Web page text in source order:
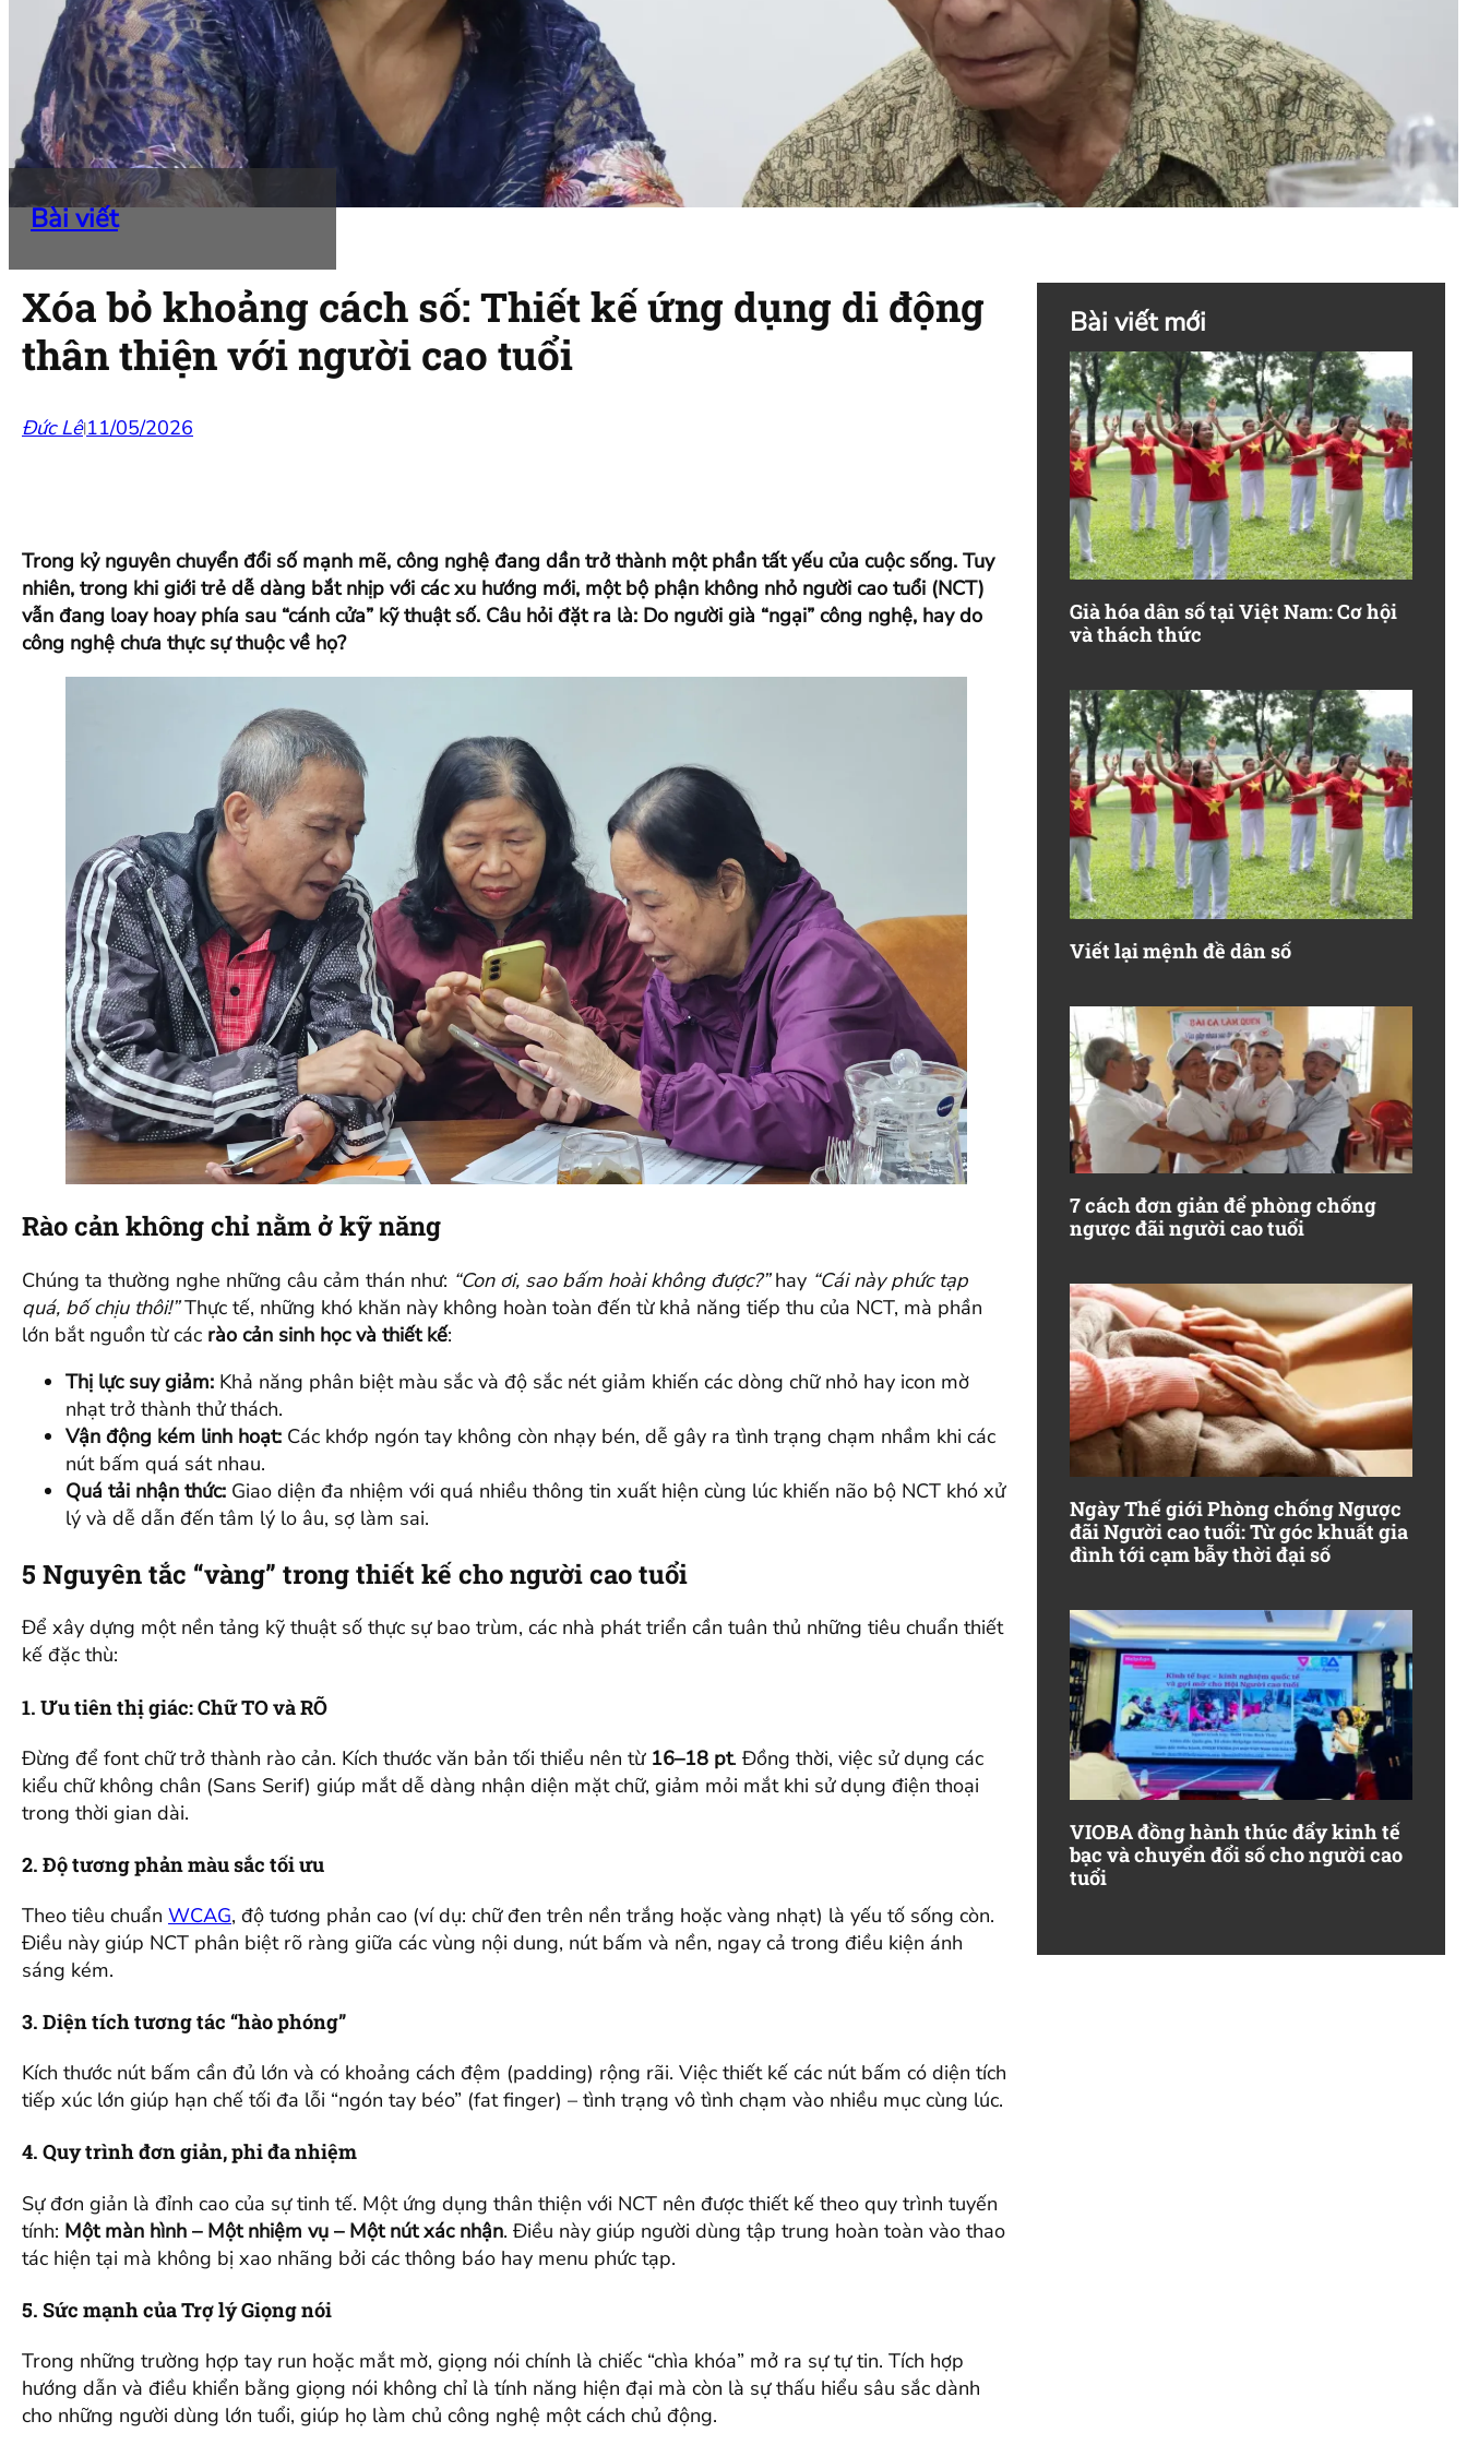
Bài viết
Xóa bỏ khoảng cách số: Thiết kế ứng dụng di động
thân thiện với người cao tuổi
Đức Lê|11/05/2026
Trong kỷ nguyên chuyển đổi số mạnh mẽ, công nghệ đang dần trở thành một phần tất yếu của cuộc sống. Tuy
nhiên, trong khi giới trẻ dễ dàng bắt nhịp với các xu hướng mới, một bộ phận không nhỏ người cao tuổi (NCT)
vẫn đang loay hoay phía sau “cánh cửa” kỹ thuật số. Câu hỏi đặt ra là: Do người già “ngại” công nghệ, hay do
công nghệ chưa thực sự thuộc về họ?
Rào cản không chỉ nằm ở kỹ năng
Chúng ta thường nghe những câu cảm thán như: “Con ơi, sao bấm hoài không được?”hay “Cái này phức tạp
quá, bố chịu thôi!”Thực tế, những khó khăn này không hoàn toàn đến từ khả năng tiếp thu của NCT, mà phần
lớn bắt nguồn từ các rào cản sinh học và thiết kế:
Thị lực suy giảm: Khả năng phân biệt màu sắc và độ sắc nét giảm khiến các dòng chữ nhỏ hay icon mờ
nhạt trở thành thử thách.
Vận động kém linh hoạt: Các khớp ngón tay không còn nhạy bén, dễ gây ra tình trạng chạm nhầm khi các
nút bấm quá sát nhau.
Quá tải nhận thức: Giao diện đa nhiệm với quá nhiều thông tin xuất hiện cùng lúc khiến não bộ NCT khó xử
lý và dễ dẫn đến tâm lý lo âu, sợ làm sai.
5 Nguyên tắc “vàng” trong thiết kế cho người cao tuổi
Để xây dựng một nền tảng kỹ thuật số thực sự bao trùm, các nhà phát triển cần tuân thủ những tiêu chuẩn thiết
kế đặc thù:
1. Ưu tiên thị giác: Chữ TO và RÕ
Đừng để font chữ trở thành rào cản. Kích thước văn bản tối thiểu nên từ 16–18 pt. Đồng thời, việc sử dụng các
kiểu chữ không chân (Sans Serif) giúp mắt dễ dàng nhận diện mặt chữ, giảm mỏi mắt khi sử dụng điện thoại
trong thời gian dài.
2. Độ tương phản màu sắc tối ưu
Theo tiêu chuẩn WCAG, độ tương phản cao (ví dụ: chữ đen trên nền trắng hoặc vàng nhạt) là yếu tố sống còn.
Điều này giúp NCT phân biệt rõ ràng giữa các vùng nội dung, nút bấm và nền, ngay cả trong điều kiện ánh
sáng kém.
3. Diện tích tương tác “hào phóng”
Kích thước nút bấm cần đủ lớn và có khoảng cách đệm (padding) rộng rãi. Việc thiết kế các nút bấm có diện tích
tiếp xúc lớn giúp hạn chế tối đa lỗi “ngón tay béo” (fat finger) – tình trạng vô tình chạm vào nhiều mục cùng lúc.
4. Quy trình đơn giản, phi đa nhiệm
Sự đơn giản là đỉnh cao của sự tinh tế. Một ứng dụng thân thiện với NCT nên được thiết kế theo quy trình tuyến
tính: Một màn hình – Một nhiệm vụ – Một nút xác nhận. Điều này giúp người dùng tập trung hoàn toàn vào thao
tác hiện tại mà không bị xao nhãng bởi các thông báo hay menu phức tạp.
5. Sức mạnh của Trợ lý Giọng nói
Trong những trường hợp tay run hoặc mắt mờ, giọng nói chính là chiếc “chìa khóa” mở ra sự tự tin. Tích hợp
hướng dẫn và điều khiển bằng giọng nói không chỉ là tính năng hiện đại mà còn là sự thấu hiểu sâu sắc dành
cho những người dùng lớn tuổi, giúp họ làm chủ công nghệ một cách chủ động.
Bài viết mới
Già hóa dân số tại Việt Nam: Cơ hội
và thách thức
Viết lại mệnh đề dân số
7 cách đơn giản để phòng chống
ngược đãi người cao tuổi
Ngày Thế giới Phòng chống Ngược
đãi Người cao tuổi: Từ góc khuất gia
đình tới cạm bẫy thời đại số
VIOBA đồng hành thúc đẩy kinh tế
bạc và chuyển đổi số cho người cao
tuổi